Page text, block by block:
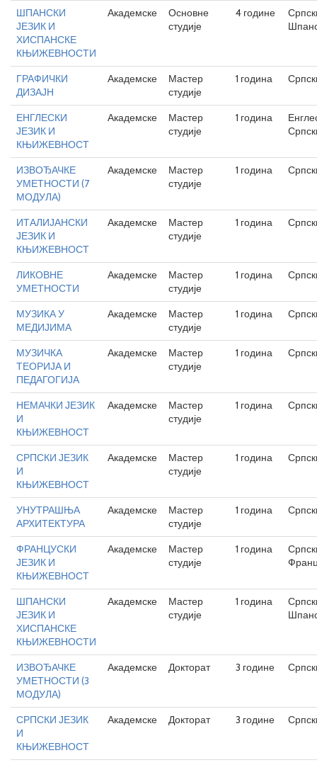
ШПАНСКИ
ЈЕЗИК И
ХИСПАНСКЕ
КЊИЖЕВНОСТИ
Академске
Основне
студије
4 године
ГРАФИЧКИ
ДИЗАЈН
Академске
Мастер
студије
1 година
ЕНГЛЕСКИ
ЈЕЗИК И
КЊИЖЕВНОСТ
Академске
Мастер
студије
1 година
ИЗВОЂАЧКЕ
УМЕТНОСТИ (7
МОДУЛА)
Академске
Мастер
студије
1 година
ИТАЛИЈАНСКИ
ЈЕЗИК И
КЊИЖЕВНОСТ
Академске
Мастер
студије
1 година
ЛИКОВНЕ
УМЕТНОСТИ
Академске
Мастер
студије
1 година
МУЗИКА У
МЕДИЈИМА
Академске
Мастер
студије
1 година
МУЗИЧКА
ТЕОРИЈА И
ПЕДАГОГИЈА
Академске
Мастер
студије
1 година
НЕМАЧКИ ЈЕЗИК
И
КЊИЖЕВНОСТ
Академске
Мастер
студије
1 година
СРПСКИ ЈЕЗИК
И
КЊИЖЕВНОСТ
Академске
Мастер
студије
1 година
УНУТРАШЊА
АРХИТЕКТУРА
Академске
Мастер
студије
1 година
ФРАНЦУСКИ
ЈЕЗИК И
КЊИЖЕВНОСТ
Академске
Мастер
студије
1 година
ШПАНСКИ
ЈЕЗИК И
ХИСПАНСКЕ
КЊИЖЕВНОСТИ
Академске
Мастер
студије
1 година
ИЗВОЂАЧКЕ
УМЕТНОСТИ (3
МОДУЛА)
Академске Докторат 3 године
СРПСКИ ЈЕЗИК
И
КЊИЖЕВНОСТ
Академске Докторат 3 године